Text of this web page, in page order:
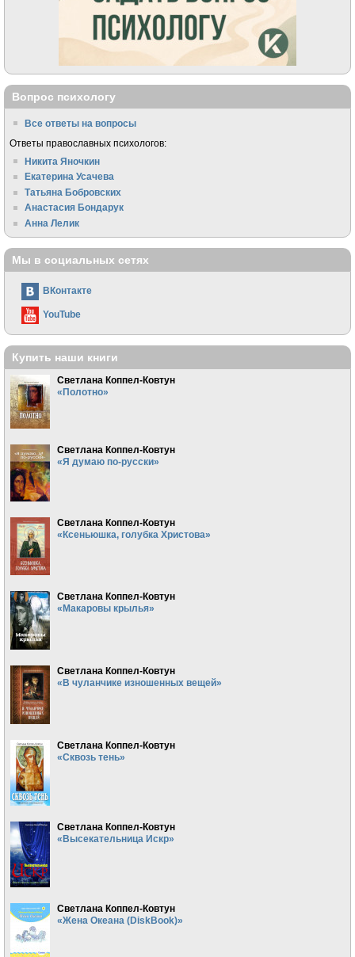
Вопрос психологу
Все ответы на вопросы
Ответы православных психологов:
Никита Яночкин
Екатерина Усачева
Татьяна Бобровских
Анастасия Бондарук
Анна Лелик
Мы в социальных сетях
ВКонтакте
YouTube
Купить наши книги
Светлана Коппел-Ковтун
«Полотно»
Светлана Коппел-Ковтун
«Я думаю по-русски»
Светлана Коппел-Ковтун
«Ксеньюшка, голубка Христова»
Светлана Коппел-Ковтун
«Макаровы крылья»
Светлана Коппел-Ковтун
«В чуланчике изношенных вещей»
Светлана Коппел-Ковтун
«Сквозь тень»
Светлана Коппел-Ковтун
«Высекательница Искр»
Светлана Коппел-Ковтун
«Жена Океана (DiskBook)»